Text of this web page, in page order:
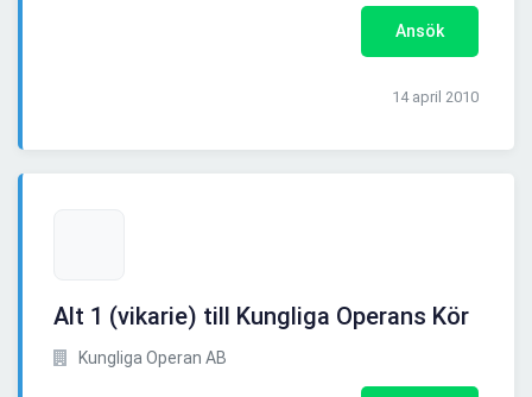
Ansök
14 april 2010
Alt 1 (vikarie) till Kungliga Operans Kör
Kungliga Operan AB